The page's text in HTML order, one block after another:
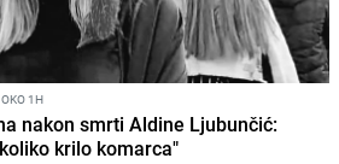
1H
nakon smrti Aldine Ljubunčić:
krilo komarca"